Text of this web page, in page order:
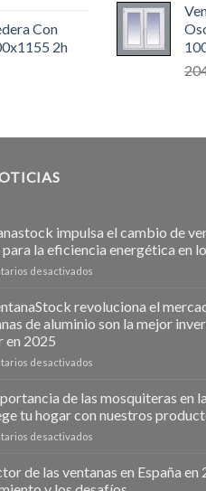
Con
2h
impulsa el cambio de
la eficiencia energética en
desactivados
impulsa
cambio
la
en
los
revoluciona el
de aluminio son la mejor
en 2025
desactivados
VentanaStock
revoluciona
el
qué
las
de las mosquiteras en
tu hogar con nuestros
desactivados
importancia
de las ventanas en España en